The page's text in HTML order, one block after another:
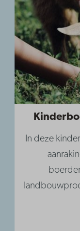
In deze